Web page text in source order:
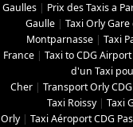
Gaulles | Prix des Taxis a
Gaulle | Taxi Orly Gare
Montparnasse | Taxi
France | Taxi to CDG Airport
d'un Taxi
Cher | Transport Orly CDG
Taxi Roissy| Taxi
Orly| Taxi Aéroport CDG